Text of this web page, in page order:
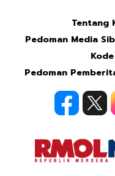
Tentang
Pedoman Media
Pedoman